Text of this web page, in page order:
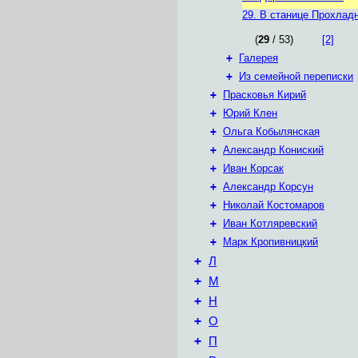
29. В станице
(29 / 53)
[2]
+
Галерея
+
Из семейной переписки
+
Прасковья Кирий
+
Юрий Клен
+ Ольга Кобылянская
+ Александр Кониский
+
Иван Корсак
+ Александр Корсун
+
Николай Костомаров
+
Иван Котляревский
+
Марк Кропивницкий
+ Л
+ М
+ Н
+ О
+ П